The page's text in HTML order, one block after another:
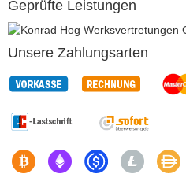
Geprüfte Leistungen
Unsere Zahlungsarten